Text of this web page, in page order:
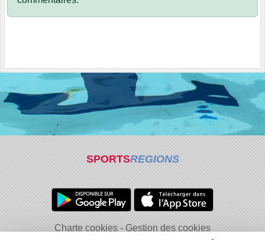
SPORTSREGIONS
Charte cookies
Gestion des cookies